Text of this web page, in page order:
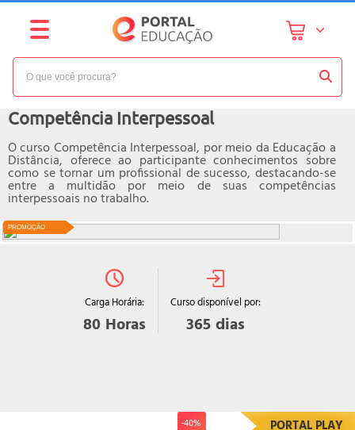
PROMOÇÃO
Carga Horária:
80 Horas
Curso disponível por:
365 dias
NÍVEL: INTERMEDIÁRIO
Competência Interpessoal
O curso Competência Interpessoal, por meio da Educação a
Distância, oferece ao participante conhecimentos sobre
como se tornar um profissional de sucesso, destacando-se
entre a multidão por meio de suas competências
interpessoais no trabalho.
-40% PORTAL PLAY